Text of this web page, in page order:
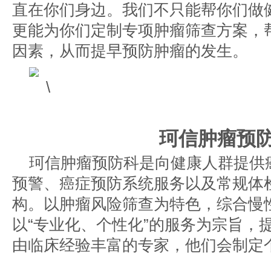
直在你们身边。我们不只能帮你们
更能为你们定制专项肿瘤筛查方案
因素，从而提早预防肿瘤的发生。
珂信肿瘤预
珂信肿瘤预防科是向健康人群提
预警、癌症预防系统服务以及常规
构。以肿瘤风险筛查为特色，综合慢
以“专业化、个性化”的服务为宗旨，
由临床经验丰富的专家，他们会制